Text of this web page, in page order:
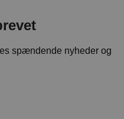
spændende nyheder og